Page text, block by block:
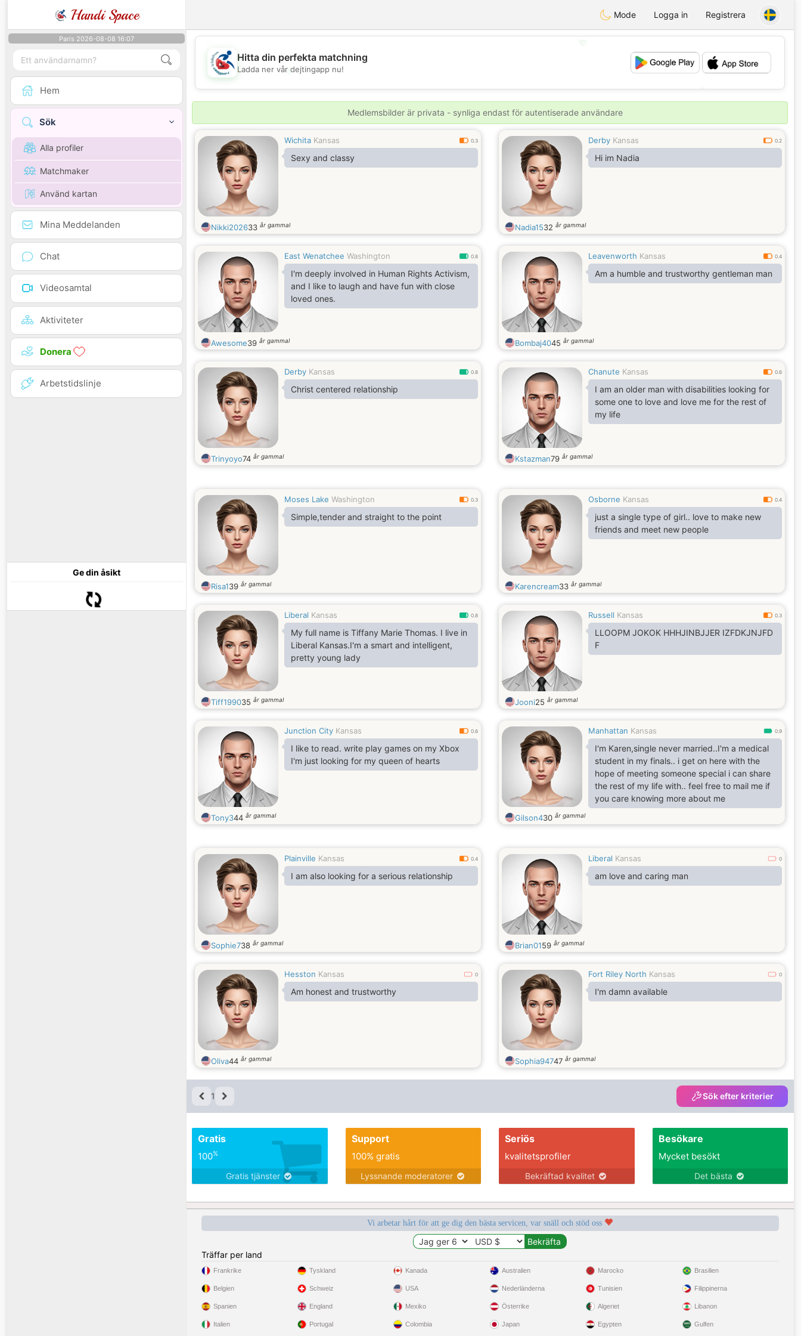
Handi Space Mode Logga in Registrera
Paris 2026-08-08 16:07
Hem
Sök
Alla profiler
Matchmaker
Använd kartan
Mina Meddelanden
Chat
Videosamtal
Aktiviteter
Donera
Arbetstidslinje
Ge din åsikt
💖
💕
Hitta din perfekta matchning
Ladda ner vår dejtingapp nu!
Medlemsbilder är privata - synliga endast för autentiserade användare
Wichita Kansas 0.3
Sexy and classy
Nikki202633 år gammal
Derby Kansas 0.2
Hi im Nadia
Nadia1532 år gammal
East Wenatchee Washington 0.8
I'm deeply involved in Human Rights Activism,
and I like to laugh and have fun with close
loved ones.
Awesome39 år gammal
Leavenworth Kansas 0.4
Am a humble and trustworthy gentleman man
Bombaj4045 år gammal
Derby Kansas 0.8
Christ centered relationship
Trinyoyo74 år gammal
Chanute Kansas 0.6
I am an older man with disabilities looking for
some one to love and love me for the rest of
my life
Kstazman79 år gammal
Moses Lake Washington 0.3
Simple,tender and straight to the point
Risa139 år gammal
Osborne Kansas 0.4
just a single type of girl.. love to make new
friends and meet new people
Karencream33 år gammal
Liberal Kansas 0.8
My full name is Tiffany Marie Thomas. I live in
Liberal Kansas.I'm a smart and intelligent,
pretty young lady
Tiff199035 år gammal
Russell Kansas 0.3
LLOOPM JOKOK HHHJINBJJER IZFDKJNJFD
F
Jooni25 år gammal
Junction City Kansas 0.6
I like to read. write play games on my Xbox
I'm just looking for my queen of hearts
Tony344 år gammal
Manhattan Kansas 0.9
I'm Karen,single never married..I'm a medical
student in my finals.. i get on here with the
hope of meeting someone special i can share
the rest of my life with.. feel free to mail me if
you care knowing more about me
Gilson430 år gammal
Plainville Kansas 0.4
I am also looking for a serious relationship
Sophie738 år gammal
Liberal Kansas 0
am love and caring man
Brian0159 år gammal
Hesston Kansas 0
Am honest and trustworthy
Oliva44 år gammal
Fort Riley North Kansas 0
I'm damn available
Sophia94747 år gammal
1 Sök efter kriterier
Gratis
100%
Gratis tjänster
Support
100% gratis
Lyssnande moderatorer
Seriös
kvalitetsprofiler
Bekräftad kvalitet
Besökare
Mycket besökt
Det bästa
Vi arbetar hårt för att ge dig den bästa servicen, var snäll och stöd oss
Träffar per land
Frankrike
Belgien
Spanien
Italien
Tyskland
Schweiz
England
Portugal
Kanada
USA
Mexiko
Colombia
Australien
Nederländerna
Österrike
Japan
Marocko
Tunisien
Algeriet
Egypten
Brasilien
Filippinerna
Libanon
Gulfen